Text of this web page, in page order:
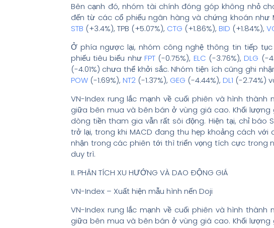
Bên cạnh đó, nhóm tài chính đóng góp không nhỏ
đến từ các cổ phiếu ngân hàng và chứng khoán như
STB (+3.4%), TPB (+5.07%), CTG (+1.86%), BID (+1.84%),
Ở phía ngược lại, nhóm công nghệ thông tin tiếp tục
phiếu tiêu biểu như FPT (-0.75%), ELC (-3.76%), DLG (-
(-4.01%) chưa thể khởi sắc. Nhóm tiện ích cũng ghi
POW(-1.69%), NT2(-1.37%), GEG (-4.44%), DL1 (-2.74%)
VN-Index rung lắc mạnh về cuối phiên và hình thành
giữa bên mua và bên bán ở vùng giá cao. Khối
dòng tiền tham gia vẫn rất sôi động. Hiện tại, chỉ
trở lại, trong khi MACD đang thu hẹp khoảng cách
nhận trong các phiên tới thì triển vọng tích cực trong
duy trì.
II. PHÂN TÍCH XU HƯỚNG VÀ DAO ĐỘNG GIÁ
VN-Index – Xuất hiện mẫu hình nến Doji
VN-Index rung lắc mạnh về cuối phiên và hình thành
giữa bên mua và bên bán ở vùng giá cao. Khối